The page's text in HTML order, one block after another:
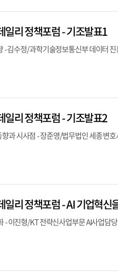
리 정책포럼 - 기조발표1
- 김수정/과학기술정보통신부 데이터
리 정책포럼 - 기조발표2
과 시사점 - 장준영/법무법인 세종 변
리 정책포럼 - AI 기업혁신
- 이진형/KT 전략신사업부문 AI사업담